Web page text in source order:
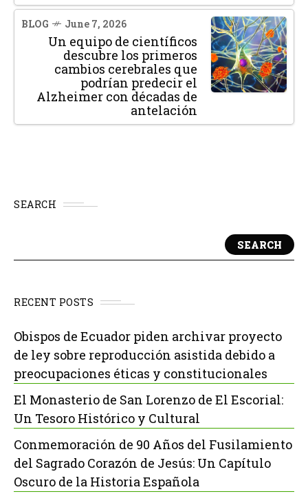
BLOG June 7, 2026
Un equipo de científicos
descubre los primeros
cambios cerebrales que
podrían predecir el
Alzheimer con décadas de
antelación
SEARCH
SEARCH
RECENT POSTS
Obispos de Ecuador piden archivar proyecto
de ley sobre reproducción asistida debido a
preocupaciones éticas y constitucionales
El Monasterio de San Lorenzo de El Escorial:
Un Tesoro Histórico y Cultural
Conmemoración de 90 Años del Fusilamiento
del Sagrado Corazón de Jesús: Un Capítulo
Oscuro de la Historia Española